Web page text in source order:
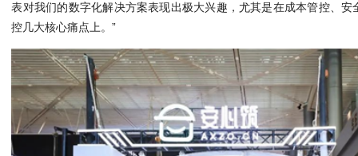
表对我们的数字化解决方案表现出极大兴趣，尤其是在成本管控、
控几大核心痛点上。”